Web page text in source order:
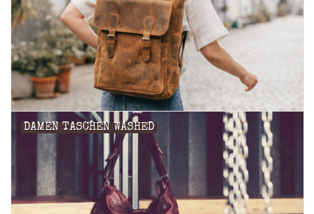
Marken
DAMEN TASCHEN WASHED